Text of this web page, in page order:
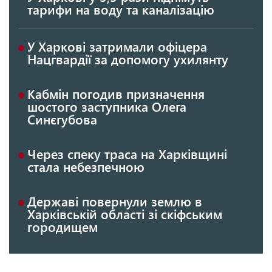
тарифи на воду та каналізацію
У Харкові затримали офіцера
Нацгвардії за допомогу ухилянту
Кабмін погодив призначення
шостого заступника Олега
Синєгубова
Через спеку траса на Харківщині
стала небезпечною
Державі повернули землю в
Харківській області зі скіфським
городищем